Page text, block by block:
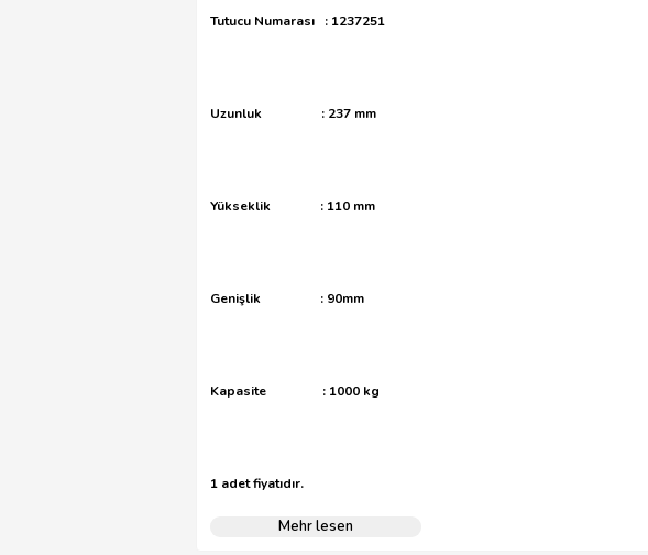
Tutucu Numarası : 1237251
Uzunluk : 237 mm
Yükseklik : 110 mm
Genişlik : 90mm
Kapasite : 1000 kg
1 adet fiyatıdır.
Mehr lesen